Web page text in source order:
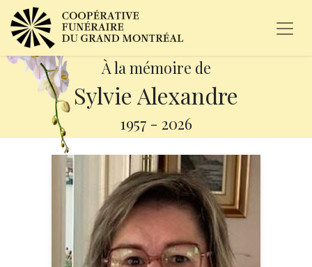
À la mémoire de
Sylvie Alexandre
1957 - 2026